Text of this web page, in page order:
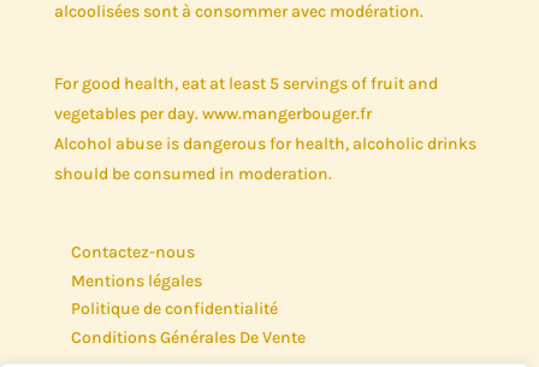
alcoolisées sont à consommer avec modération.
For good health, eat at least 5 servings of fruit and
vegetables per day. www.mangerbouger.fr
Alcohol abuse is dangerous for health, alcoholic drinks
should be consumed in moderation.
Contactez-nous
Mentions légales
Politique de confidentialité
Conditions Générales De Vente